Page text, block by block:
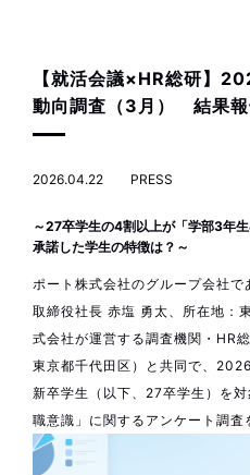
【就活会議×HR総研】
動向調査（3月） 結果報
2026.04.22 PRESS
～27卒学生の4割以上が「学部3年
承諾した学生の特徴は？～
ポート株式会社のグループ会社
取締役社長 赤塩 勇太、所在地：
式会社が運営する調査機関・HR
東京都千代田区）と共同で、
新卒学生（以下、27卒学生）を
職意識」に関するアンケート調査